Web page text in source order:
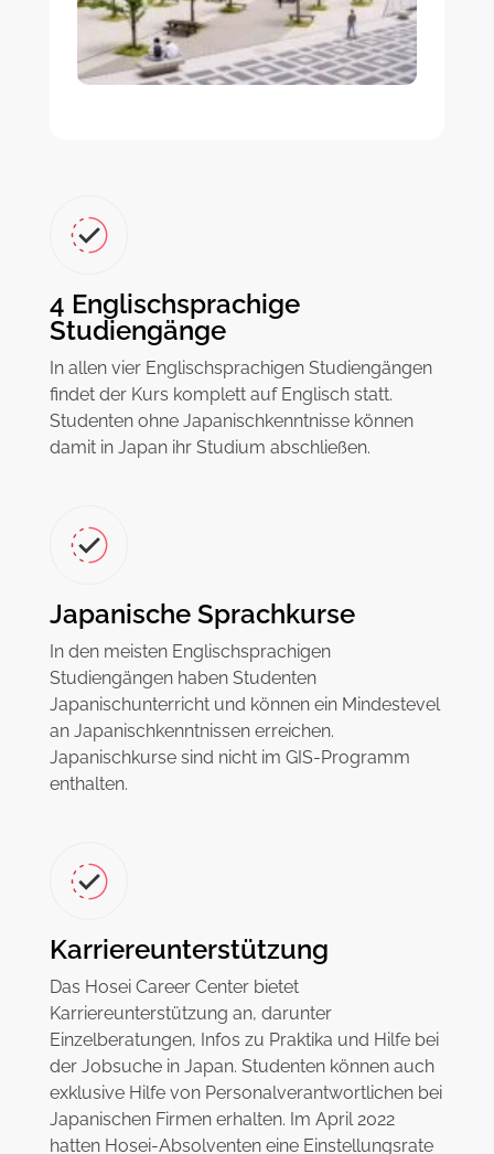
4 Englischsprachige
Studiengänge
In allen vier Englischsprachigen Studiengängen
findet der Kurs komplett auf Englisch statt.
Studenten ohne Japanischkenntnisse können
damit in Japan ihr Studium abschließen.
Japanische Sprachkurse
In den meisten Englischsprachigen
Studiengängen haben Studenten
Japanischunterricht und können ein Mindestevel
an Japanischkenntnissen erreichen.
Japanischkurse sind nicht im GIS-Programm
enthalten.
Karriereunterstützung
Das Hosei Career Center bietet
Karriereunterstützung an, darunter
Einzelberatungen, Infos zu Praktika und Hilfe bei
der Jobsuche in Japan. Studenten können auch
exklusive Hilfe von Personalverantwortlichen bei
Japanischen Firmen erhalten. Im April 2022
hatten Hosei-Absolventen eine Einstellungsrate